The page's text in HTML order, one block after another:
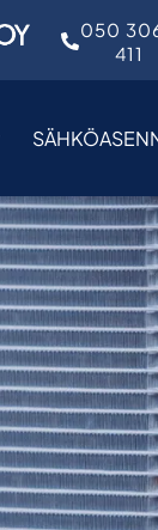
050
411